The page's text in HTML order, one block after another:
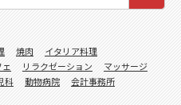
焼肉
イタリア料理
リラクゼーション
マッサージ
科 動物病院
会計事務所